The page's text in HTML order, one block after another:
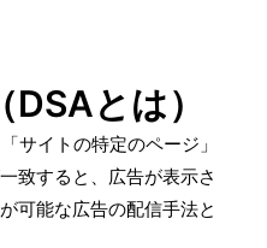
とは）
サイトの特定のページ」
致すると、広告が表示さ
可能な広告の配信手法と